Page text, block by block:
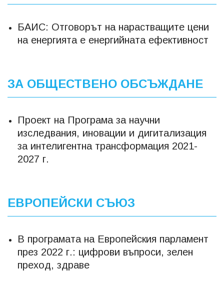
БАИС: Отговорът на нарастващите цени
на енергията е енергийната ефективност
ЗА ОБЩЕСТВЕНО ОБСЪЖДАНЕ
Проект на Програма за научни
изследвания, иновации и дигитализация
за интелигентна трансформация 2021-
2027 г.
ЕВРОПЕЙСКИ СЪЮЗ
В програмата на Европейския парламент
през 2022 г.: цифрови въпроси, зелен
преход, здраве